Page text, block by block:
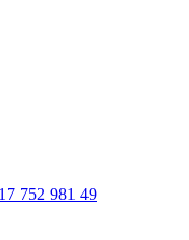
752 981 49